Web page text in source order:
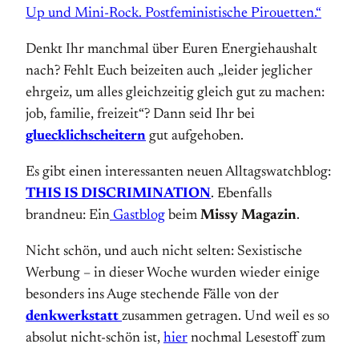
Up und Mini-Rock. Postfeministische Pirouetten.“
Denkt Ihr manchmal über Euren Energiehaushalt
nach? Fehlt Euch beizeiten auch „leider jeglicher
ehrgeiz, um alles gleichzeitig gleich gut zu machen:
job, familie, freizeit“? Dann seid Ihr bei
gluecklichscheitern gut aufgehoben.
Es gibt einen interessanten neuen Alltagswatchblog:
THIS IS DISCRIMINATION. Ebenfalls
brandneu: Ein Gastblog beim Missy Magazin.
Nicht schön, und auch nicht selten: Sexistische
Werbung – in dieser Woche wurden wieder einige
besonders ins Auge stechende Fälle von der
denkwerkstatt zusammen getragen. Und weil es so
absolut nicht-schön ist, hier nochmal Lesestoff zum